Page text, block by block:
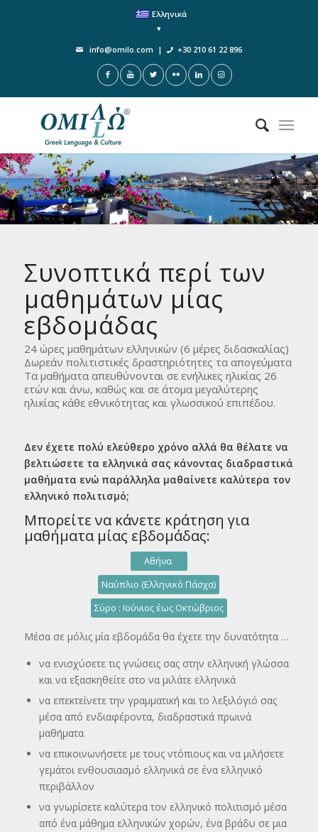
Ελληνικά
info@omilo.com | +30 210 61 22 896
Συνοπτικά περί των
μαθημάτων μίας
εβδομάδας
24 ώρες μαθημάτων ελληνικών (6 μέρες διδασκαλίας)
Δωρεάν πολιτιστικές δραστηριότητες τα απογεύματα
Τα μαθήματα απευθύνονται σε ενήλικες ηλικίας 26
ετών και άνω, καθώς και σε άτομα μεγαλύτερης
ηλικίας κάθε εθνικότητας και γλωσσικού επιπέδου.
Δεν έχετε πολύ ελεύθερο χρόνο αλλά θα θέλατε να
βελτιώσετε τα ελληνικά σας κάνοντας διαδραστικά
μαθήματα ενώ παράλληλα μαθαίνετε καλύτερα τον
ελληνικό πολιτισμό;
Μπορείτε να κάνετε κράτηση για
μαθήματα μίας εβδομάδας:
Αθήνα
Ναύπλιο (Ελληνικό Πάσχα)
Σύρο : Ιούνιος έως Οκτώβριος
Μέσα σε μόλις μία εβδομάδα θα έχετε την δυνατότητα …
να ενισχύσετε τις γνώσεις σας στην ελληνική γλώσσα
και να εξασκηθείτε στο να μιλάτε ελληνικά
να επεκτείνετε την γραμματική και το λεξιλόγιό σας
μέσα από ενδιαφέροντα, διαδραστικά πρωινά
μαθήματα
να επικοινωνήσετε με τους ντόπιους και να μιλήσετε
γεμάτοι ενθουσιασμό ελληνικά σε ένα ελληνικό
περιβάλλον
να γνωρίσετε καλύτερα τον ελληνικό πολιτισμό μέσα
από ένα μάθημα ελληνικών χορών, ένα βράδυ σε μια